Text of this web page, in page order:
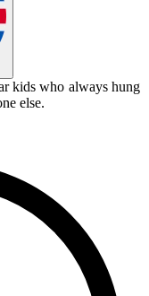
kids who always hung
else.